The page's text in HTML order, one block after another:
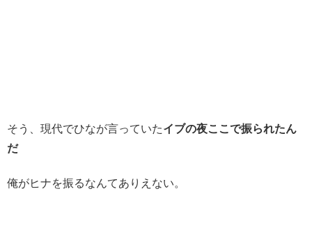
そう、現代でひなが言っていたイブの夜ここで振られたん
だ
俺がヒナを振るなんてありえない。